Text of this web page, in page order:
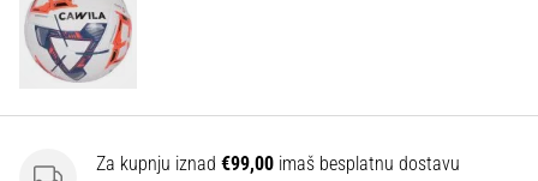
utakmice,
gola…
Prikaži
Za kupnju iznad €99,00 imaš besplatnu dostavu